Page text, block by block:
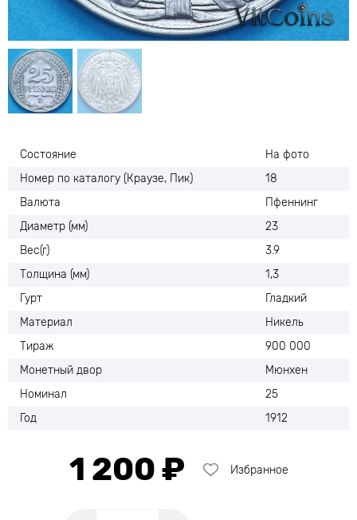
Состояние
На фото
Номер по каталогу (Краузе, Пик)
18
Валюта
Пфеннинг
Диаметр (мм)
23
Вес(г)
3.9
Толщина (мм)
1,3
Гурт
Гладкий
Материал
Никель
Тираж
900 000
Монетный двор
Мюнхен
Номинал
25
Год
1912
1 200 ₽ Избранное